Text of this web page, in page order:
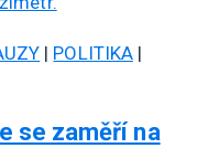
| POLITIKA|
se zaměří na